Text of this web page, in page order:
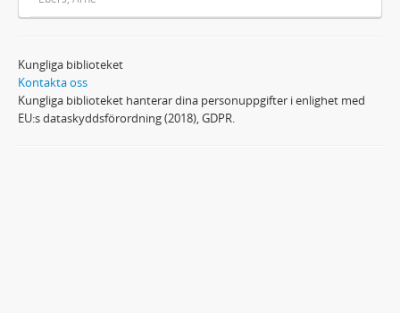
Kungliga biblioteket
Kontakta oss
Kungliga biblioteket hanterar dina personuppgifter i enlighet med
EU:s dataskyddsförordning (2018), GDPR.